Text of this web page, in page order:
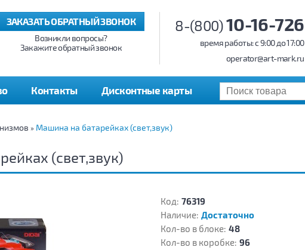
8-(800)10-16-726
время работы: c 9:00 до 17:00
operator@art-mark.ru
ЗАКАЗАТЬ ОБРАТНЫЙ ЗВОНОК
Возникли вопросы?
Закажите обратный звонок
Контакты Дисконтные карты
» Машина на батарейках (свет,звук)
(свет,звук)
Код: 76319
Наличие: Достаточно
Кол-во в блоке: 48
Кол-во в коробке: 96